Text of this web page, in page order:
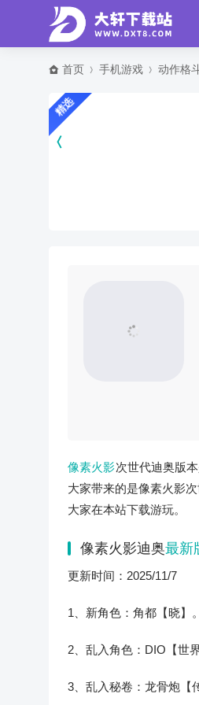
首页 手机游戏 动作格
精选
像素火影次世代迪奥版
大家带来的是像素火影
大家在本站下载游玩。
像素火影迪奥最新
更新时间：2025/11/7
1、新角色：角都【晓】。
2、乱入角色：DIO【世界
3、乱入秘卷：龙骨炮【